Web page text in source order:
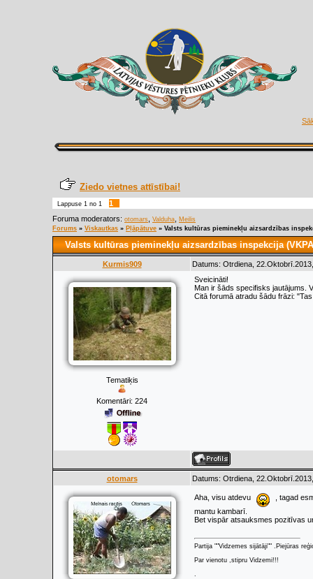
Ziedo vietnes attīstībai!
Lappuse 1 no 1
1
Foruma moderators: otomars Valduha
Meilis
Forums » Viskautkas » Pļāpātuve » Valsts kultūras pieminekļu aizsardzības
Valsts kultūras pieminekļu aizsardzības inspekcija
Kurmis909 Datums: Otrdiena,
Tematiķis
Komentāri: 224
Sveicināti!
Man ir šāds specifisks jautājums.
Citā forumā atradu šādu frāzi:
otomars Datums: Otrdiena,
Aha, visu atdevu
, tagad
mantu kambarī.
Bet vispār atsauksmes pozitīvas
Partija ""Vidzemes sijātāji"" .Piejūras
Par vienotu ,stipru Vidzemi!!!
.